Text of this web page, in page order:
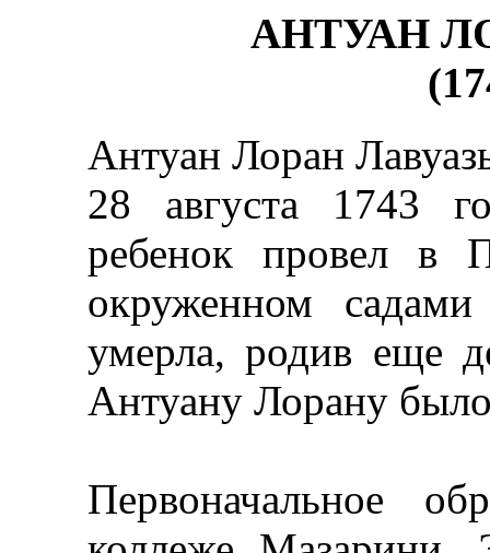
АНТУАН
Антуан Лоран
28 августа 1743
ребенок провел в
окруженном
умерла, родив еще
Антуану Лорану было
Первоначальное